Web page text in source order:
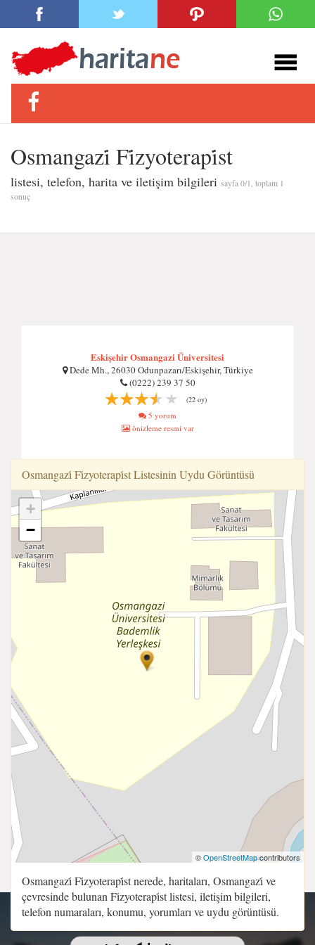
Osmangazi̇ Fi̇zyoterapi̇st
listesi, telefon, harita ve iletişim bilgileri sayfa 0/1, toplam 1
sonuç
Eskişehir Osmangazi Üniversitesi
Dede Mh., 26030 Odunpazarı/Eskişehir, Türkiye
(0222) 239 37 50
(22 oy)
5 yorum
önizleme resmi var
Osmangazi̇ Fi̇zyoterapi̇st Listesinin Uydu Görüntüsü
+
−
©OpenStreetMapcontributors
Osmangazi̇ Fi̇zyoterapi̇st nerede, haritaları, Osmangazi̇ ve
çevresinde bulunan Fi̇zyoterapi̇st listesi, iletişim bilgileri,
telefon numaraları, konumu, yorumları ve uydu görüntüsü.
Copyright 2015 - 2026 | Sitenin Tüm Hakları Saklıdır.